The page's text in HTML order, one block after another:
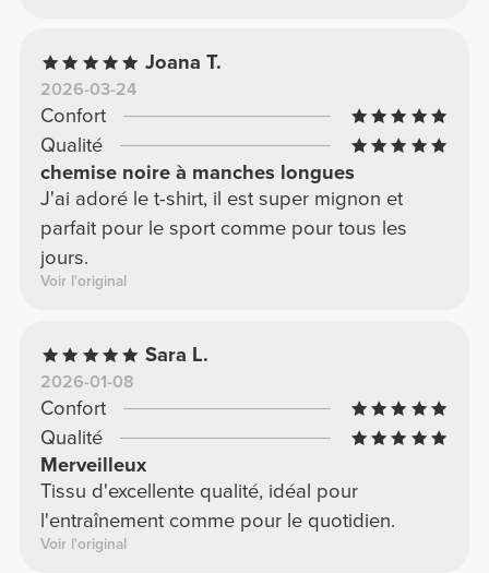
Joana T.
2026-03-24
Confort
Qualité
chemise noire à manches longues
J'ai adoré le t-shirt, il est super mignon et
parfait pour le sport comme pour tous les
jours.
Voir l'original
Sara L.
2026-01-08
Confort
Qualité
Merveilleux
Tissu d'excellente qualité, idéal pour
l'entraînement comme pour le quotidien.
Voir l'original